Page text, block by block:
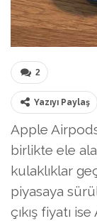
2
Yazıyı Paylaş
Apple
birlikte ele
kulaklıklar
piyasaya
çıkış fiyatı